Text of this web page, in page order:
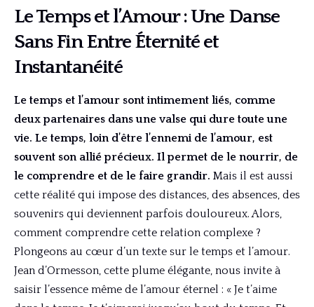
Le Temps et l’Amour : Une Danse
Sans Fin Entre Éternité et
Instantanéité
Le temps et l’amour sont intimement liés, comme
deux partenaires dans une valse qui dure toute une
vie. Le temps, loin d’être l’ennemi de l’amour, est
souvent son allié précieux. Il permet de le nourrir, de
le comprendre et de le faire grandir. Mais il est aussi
cette réalité qui impose des distances, des absences, des
souvenirs qui deviennent parfois douloureux. Alors,
comment comprendre cette relation complexe ?
Plongeons au cœur d’un texte sur le temps et l’amour.
Jean d’Ormesson, cette plume élégante, nous invite à
saisir l’essence même de l’amour éternel : « Je t’aime